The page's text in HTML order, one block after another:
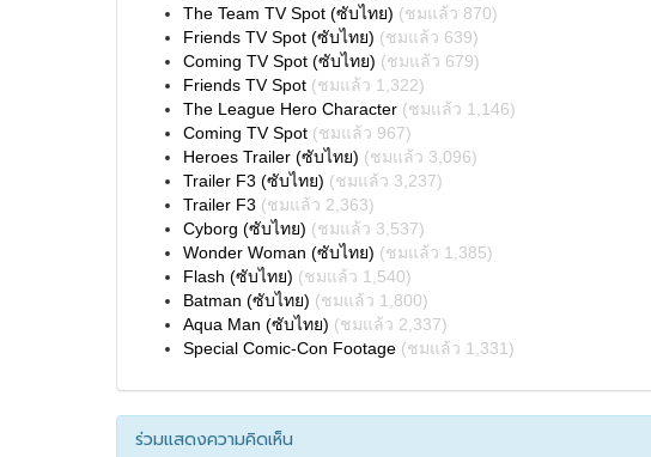
The Team TV Spot (ซับไทย) (ชมแล้ว 870)
Friends TV Spot (ซับไทย) (ชมแล้ว 639)
Coming TV Spot (ซับไทย) (ชมแล้ว 679)
Friends TV Spot (ชมแล้ว 1,322)
The League Hero Character (ชมแล้ว 1,146)
Coming TV Spot (ชมแล้ว 967)
Heroes Trailer (ซับไทย) (ชมแล้ว 3,096)
Trailer F3 (ซับไทย) (ชมแล้ว 3,237)
Trailer F3 (ชมแล้ว 2,363)
Cyborg (ซับไทย) (ชมแล้ว 3,537)
Wonder Woman (ซับไทย) (ชมแล้ว 1,385)
Flash (ซับไทย) (ชมแล้ว 1,540)
Batman (ซับไทย) (ชมแล้ว 1,800)
Aqua Man (ซับไทย) (ชมแล้ว 2,337)
Special Comic-Con Footage (ชมแล้ว 1,331)
ร่วมแสดงความคิดเห็น